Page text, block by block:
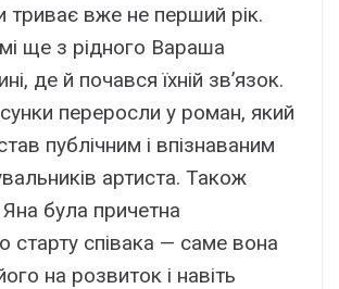
триває вже не перший рік.
ще з рідного Вараша
де й почався їхній зв’язок.
переросли у роман, який
публічним і впізнаваним
артиста. Також
була причетна
старту співака — саме вона
на розвиток і навіть